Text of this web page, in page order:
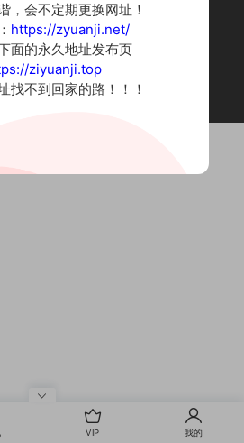
容来自网络收集整理，仅作个人学习使用。
违法内容请联系删除
© 2022 资源集
VIP 我的
，会不定期更换网址！
https://zyuanji.net/
面的永久地址发布页
ziyuanji.top
找不到回家的路！！！